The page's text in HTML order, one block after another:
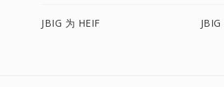
JBIG 为 HEIF